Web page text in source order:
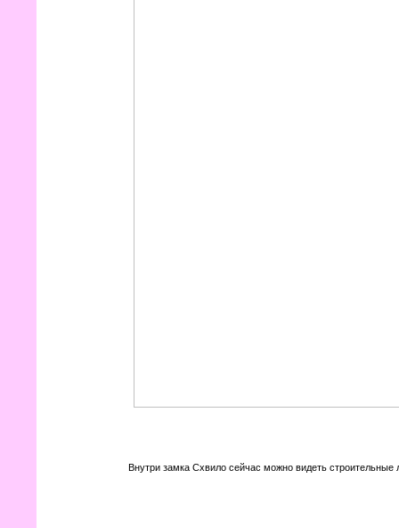
Внутри замка Схвило сейчас можно видеть строительные